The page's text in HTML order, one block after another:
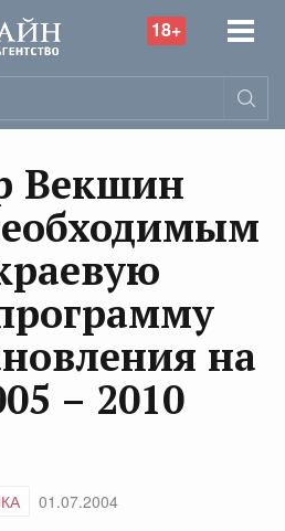
18+
Векшин
на
– 2010
01.07.2004